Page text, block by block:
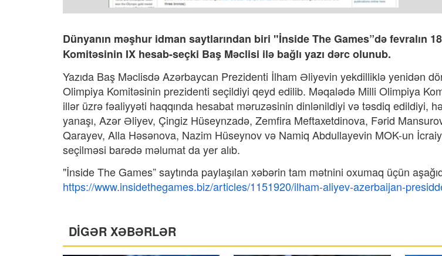
Dünyanın məşhur idman saytlarından biri "İnside The Games”də fevralın
Komitəsinin IX hesab-seçki Baş Məclisi ilə bağlı yazı dərc olunub.
Yazıda Baş Məclisdə Azərbaycan Prezidenti İlham Əliyevin yekdilliklə yenidən
Olimpiya Komitəsinin prezidenti seçildiyi qeyd edilib. Məqalədə Milli Olimpiya
illər üzrə fəaliyyəti haqqında hesabat məruzəsinin dinlənildiyi və təsdiq edildiyi,
yanaşı, Azər Əliyev, Çingiz Hüseynzadə, Zemfira Meftaxetdinova, Fərid
Qarayev, Alla Həsənova, Nazim Hüseynov və Namiq Abdullayevin MOK-un
seçilməsi barədə məlumat da yer alıb.
"İnside The Games” saytında paylaşılan xəbərin tam mətnini oxumaq üçün
https://www.insidethegames.biz/articles/1151920/ilham-aliyev-azerbaijan-
DİGƏR XƏBƏRLƏR